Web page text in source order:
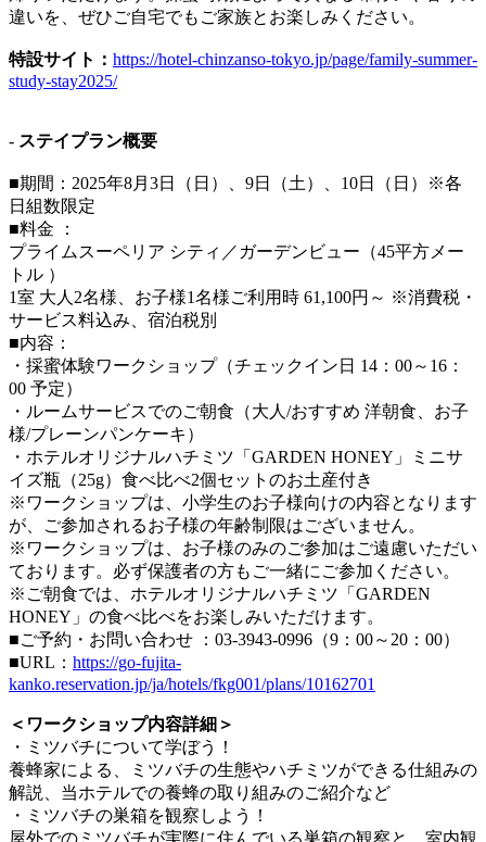
違いを、ぜひご自宅でもご家族とお楽しみください。
特設サイト： https://hotel-chinzanso-tokyo.jp/page/family-summer-
study-stay2025/
- ステイプラン概要
■期間：2025年8月3日（日）、9日（土）、10日（日）※各
日組数限定
■料金 ：
プライムスーペリア シティ／ガーデンビュー（45平方メー
トル ）
1室 大人2名様、お子様1名様ご利用時 61,100円～ ※消費税・
サービス料込み、宿泊税別
■内容：
・採蜜体験ワークショップ（チェックイン日 14：00～16：
00 予定）
・ルームサービスでのご朝食（大人/おすすめ 洋朝食、お子
様/プレーンパンケーキ）
・ホテルオリジナルハチミツ「GARDEN HONEY」ミニサ
イズ瓶（25g）食べ比べ2個セットのお土産付き
※ワークショップは、小学生のお子様向けの内容となります
が、ご参加されるお子様の年齢制限はございません。
※ワークショップは、お子様のみのご参加はご遠慮いただい
ております。必ず保護者の方もご一緒にご参加ください。
※ご朝食では、ホテルオリジナルハチミツ「GARDEN
HONEY」の食べ比べをお楽しみいただけます。
■ご予約・お問い合わせ ：03-3943-0996（9：00～20：00）
■URL： https://go-fujita-
kanko.reservation.jp/ja/hotels/fkg001/plans/10162701
＜ワークショップ内容詳細＞
・ミツバチについて学ぼう！
養蜂家による、ミツバチの生態やハチミツができる仕組みの
解説、当ホテルでの養蜂の取り組みのご紹介など
・ミツバチの巣箱を観察しよう！
屋外でのミツバチが実際に住んでいる巣箱の観察と、室内観